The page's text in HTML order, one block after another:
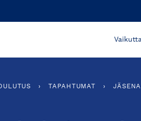
› TAPAHTUMAT ›